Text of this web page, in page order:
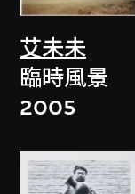
艾未未
臨時風景
2005